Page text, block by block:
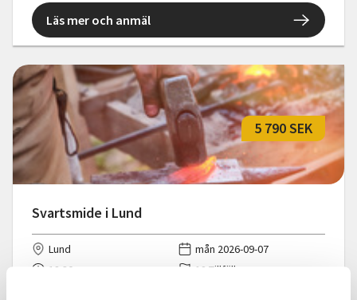
Läs mer och anmäl
Svartsmide i Lund
5 790 SEK
Lund
mån 2026-09-07
18:30
12 Tillfällen